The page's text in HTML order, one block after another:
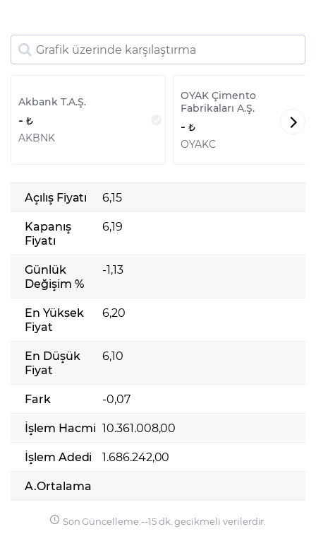
Akbank T.A.Ş.
-
AKBNK
OYAK Çimento
Fabrikaları A.Ş.
-
OYAKC
Açılış Fiyatı
6,15
Kapanış
Fiyatı
6,19
Günlük
Değişim %
-1,13
En Yüksek
Fiyat
6,20
En Düşük
Fiyat
6,10
Fark
-0,07
İşlem Hacmi 10.361.008,00
İşlem Adedi
1.686.242,00
A.Ortalama
Son Güncelleme:--15 dk. gecikmeli verilerdir.